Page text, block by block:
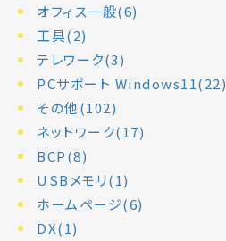
オフィス一般(6)
工具(2)
テレワーク(3)
PCサポート Windows11(22)
その他(102)
ネットワーク(17)
BCP(8)
USBメモリ(1)
ホームページ(6)
DX(1)